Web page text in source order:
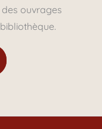
ouvrages